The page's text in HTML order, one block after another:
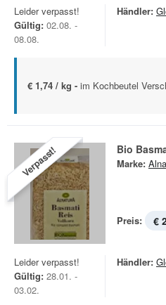
Leider verpasst!
Gültig: 02.08. -
08.08.
Händler:
€ 1,74 / kg - im Kochbeutel
Verpasst! Bio
Marke:
Preis: €
Leider verpasst!
Gültig: 28.01. -
03.02.
Händler: